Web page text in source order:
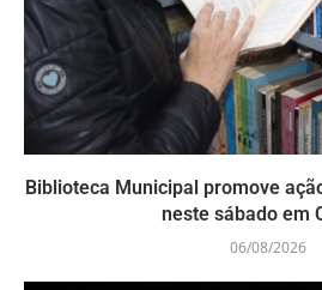
Biblioteca Municipal promove
neste sábado em
06/08/2026